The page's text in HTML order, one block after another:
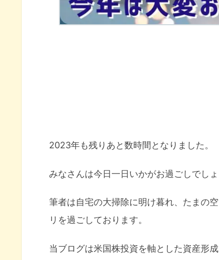
2023年も残りあと数時間となりました。
みなさんは今日一日いかがお過ごしでしょ
筆者は自宅の大掃除に明け暮れ、たまの
リを過ごしております。
当ブログは米国株投資を軸とした資産形